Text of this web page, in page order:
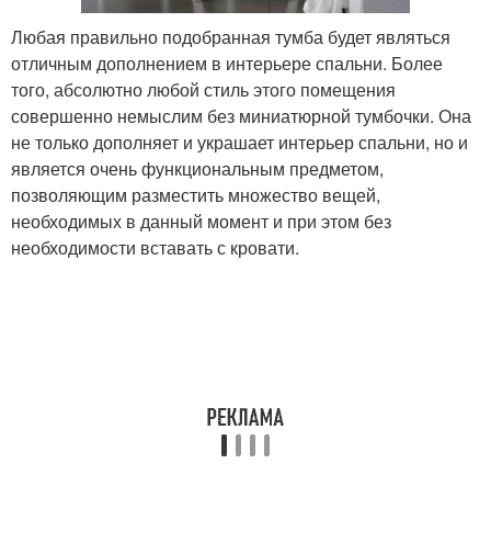
Любая правильно подобранная тумба будет являться
отличным дополнением в интерьере спальни. Более
того, абсолютно любой стиль этого помещения
совершенно немыслим без миниатюрной тумбочки. Она
не только дополняет и украшает интерьер спальни, но и
является очень функциональным предметом,
позволяющим разместить множество вещей,
необходимых в данный момент и при этом без
необходимости вставать с кровати.